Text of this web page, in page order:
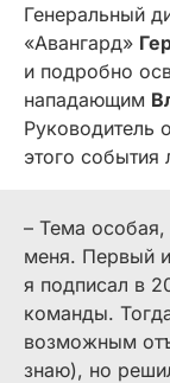
Генеральный
«Авангард»
и подробно
нападающим
Руководитель
этого события
– Тема особая,
меня. Первый
я подписал в
команды.
возможным
знаю), но